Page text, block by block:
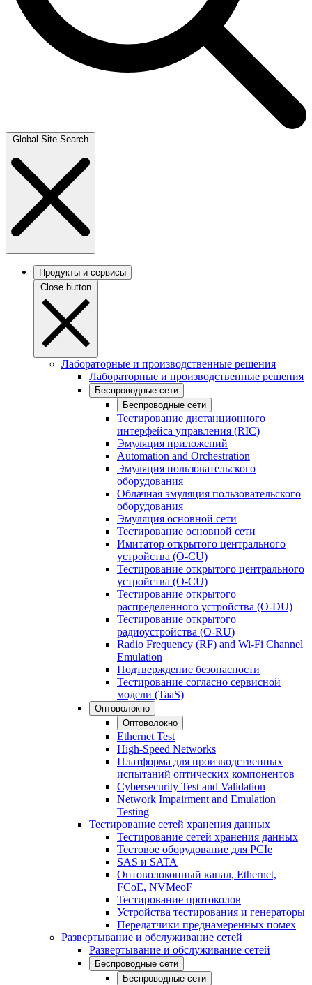
Global Site Search
Продукты и сервисы
Close button
Лабораторные и производственные решения
Лабораторные и производственные решения
Беспроводные сети
Беспроводные сети
Тестирование дистанционного
интерфейса управления (RIC)
Эмуляция приложений
Automation and Orchestration
Эмуляция пользовательского
оборудования
Облачная эмуляция пользовательского
оборудования
Эмуляция основной сети
Тестирование основной сети
Имитатор открытого центрального
устройства (O-CU)
Тестирование открытого центрального
устройства (O-CU)
Тестирование открытого
распределенного устройства (O-DU)
Тестирование открытого
радиоустройства (O-RU)
Radio Frequency (RF) and Wi-Fi Channel
Emulation
Подтверждение безопасности
Тестирование согласно сервисной
модели (TaaS)
Оптоволокно
Оптоволокно
Ethernet Test
High-Speed Networks
Платформа для производственных
испытаний оптических компонентов
Cybersecurity Test and Validation
Network Impairment and Emulation
Testing
Тестирование сетей хранения данных
Тестирование сетей хранения данных
Тестовое оборудование для PCIe
SAS и SATA
Оптоволоконный канал, Ethernet,
FCoE, NVMeoF
Тестирование протоколов
Устройства тестирования и генераторы
Передатчики преднамеренных помех
Развертывание и обслуживание сетей
Развертывание и обслуживание сетей
Беспроводные сети
Беспроводные сети